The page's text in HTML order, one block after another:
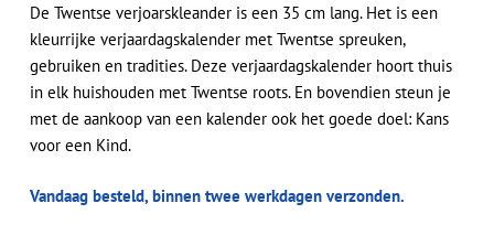
De Twentse verjoarskleander is een 35 cm lang. Het is een
kleurrijke verjaardagskalender met Twentse spreuken,
gebruiken en tradities. Deze verjaardagskalender hoort thuis
in elk huishouden met Twentse roots. En bovendien steun je
met de aankoop van een kalender ook het goede doel: Kans
voor een Kind.
Vandaag besteld, binnen twee werkdagen verzonden.